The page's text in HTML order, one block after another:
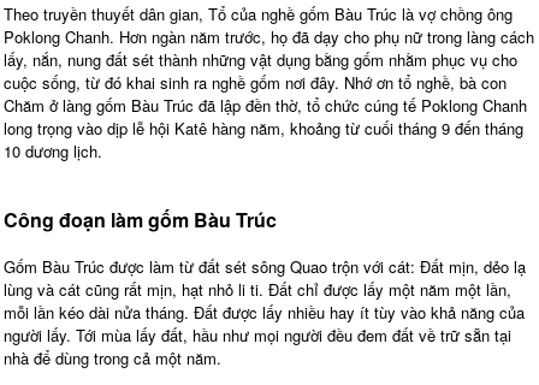
Theo truyền thuyết dân gian, Tổ của nghề gốm Bàu Trúc là vợ chồng ông
Poklong Chanh. Hơn ngàn năm trước, họ đã dạy cho phụ nữ trong làng cách
lấy, nắn, nung đất sét thành những vật dụng bằng gốm nhằm phục vụ cho
cuộc sống, từ đó khai sinh ra nghề gốm nơi đây. Nhớ ơn tổ nghề, bà con
Chăm ở làng gốm Bàu Trúc đã lập đền thờ, tổ chức cúng tế Poklong Chanh
long trọng vào dịp lễ hội Katê hàng năm, khoảng từ cuối tháng 9 đến tháng
10 dương lịch.
Công đoạn làm gốm Bàu Trúc
Gốm Bàu Trúc được làm từ đất sét sông Quao trộn với cát: Ðất mịn, dẻo lạ
lùng và cát cũng rất mịn, hạt nhỏ li ti. Đất chỉ được lấy một năm một lần,
mỗi lần kéo dài nửa tháng. Đất được lấy nhiều hay ít tùy vào khả năng của
người lấy. Tới mùa lấy đất, hầu như mọi người đều đem đất về trữ sẵn tại
nhà để dùng trong cả một năm.